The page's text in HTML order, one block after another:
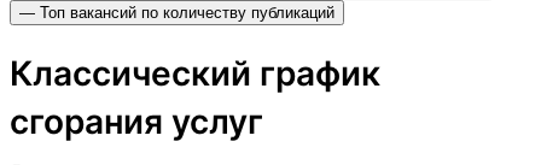
— Топ вакансий по количеству публикаций
Классический график
сгорания услуг